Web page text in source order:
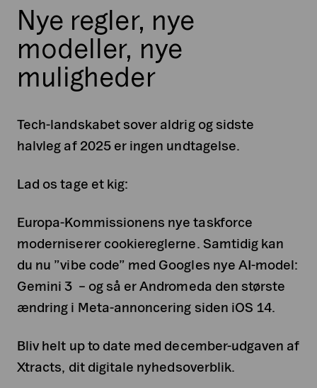
Nye regler, nye
modeller, nye
muligheder
Tech-landskabet sover aldrig og sidste
halvleg af 2025 er ingen undtagelse.
Lad os tage et kig:
Europa-Kommissionens nye taskforce
moderniserer cookiereglerne. Samtidig kan
du nu ”vibe code” med Googles nye AI-model:
Gemini 3 – og så er Andromeda den største
ændring i Meta-annoncering siden iOS 14.
Bliv helt up to date med december-udgaven af
Xtracts, dit digitale nyhedsoverblik.